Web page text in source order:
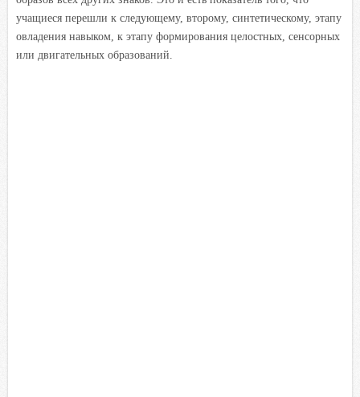
учащиеся перешли к следующему, второму, синтетическому, этапу
овладения навыком, к этапу формирования целостных, сенсорных
или двигательных образований.